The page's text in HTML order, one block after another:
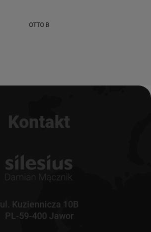
OTTO B
Kontakt
ul. Kuziennicza 10B
PL-59-400 Jawor